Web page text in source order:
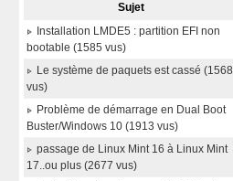
Sujet
Installation LMDE5 : partition EFI non
bootable (1585 vus)
Le système de paquets est cassé (1568
vus)
Problème de démarrage en Dual Boot
Buster/Windows 10 (1913 vus)
passage de Linux Mint 16 à Linux Mint
17..ou plus (2677 vus)